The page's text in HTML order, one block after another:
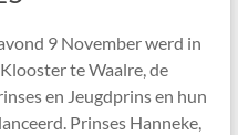
9 November werd in
te Waalre, de
en Jeugdprins en hun
Prinses Hanneke,